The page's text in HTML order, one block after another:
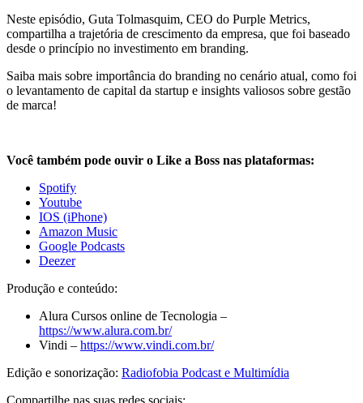
Neste episódio, Guta Tolmasquim, CEO do Purple Metrics,
compartilha a trajetória de crescimento da empresa, que foi baseado
desde o princípio no investimento em branding.
Saiba mais sobre importância do branding no cenário atual, como foi
o levantamento de capital da startup e insights valiosos sobre gestão
de marca!
Você também pode ouvir o Like a Boss nas plataformas:
Spotify
Youtube
IOS (iPhone)
Amazon Music
Google Podcasts
Deezer
Produção e conteúdo:
Alura Cursos online de Tecnologia –
https://www.alura.com.br/
Vindi – https://www.vindi.com.br/
Edição e sonorização: Radiofobia Podcast e Multimídia